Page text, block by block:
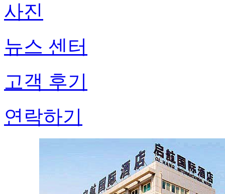
사진
뉴스 센터
고객 후기
연락하기